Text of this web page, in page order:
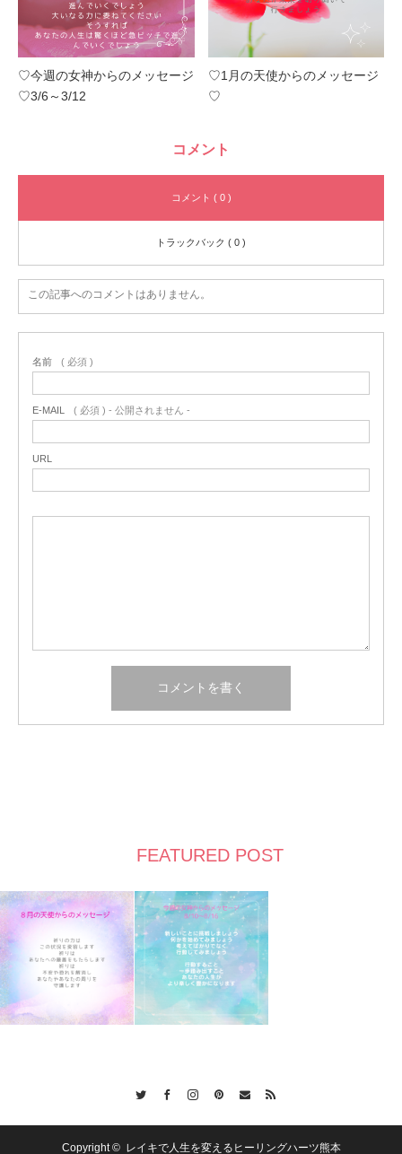
♡今週の女神からのメッセージ
♡3/6～3/12
♡1月の天使からのメッセージ
♡
コメント
コメント ( 0 )
トラックバック ( 0 )
この記事へのコメントはありません。
名前 ( 必須 )
E-MAIL ( 必須 ) - 公開されません -
URL
FEATURED POST
Copyright © レイキで人生を変えるヒーリングハーツ熊本